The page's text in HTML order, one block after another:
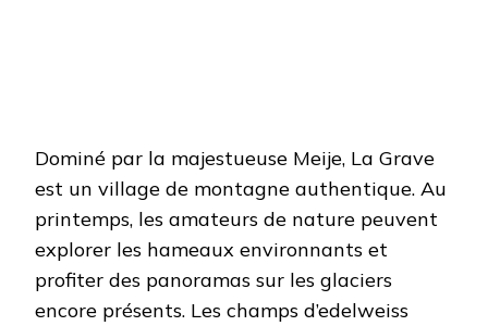
Dominé par la majestueuse Meije, La Grave
est un village de montagne authentique. Au
printemps, les amateurs de nature peuvent
explorer les hameaux environnants et
profiter des panoramas sur les glaciers
encore présents. Les champs d’edelweiss